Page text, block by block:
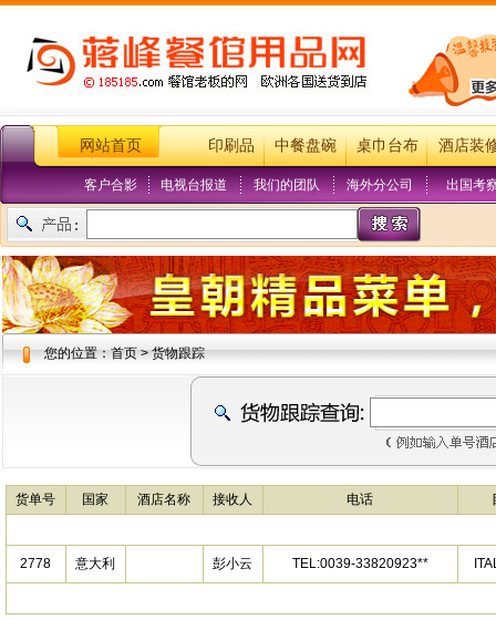
网站首页 印刷品 中餐盘碗 桌巾台布 酒店装
客户合影 电视台报道 我们的团队 海外分公司 出国考
您的位置：首页 > 货物跟踪
货单号 国家 酒店名称 接收人 电话
2778 意大利 彭小云 TEL:0039-33820923**